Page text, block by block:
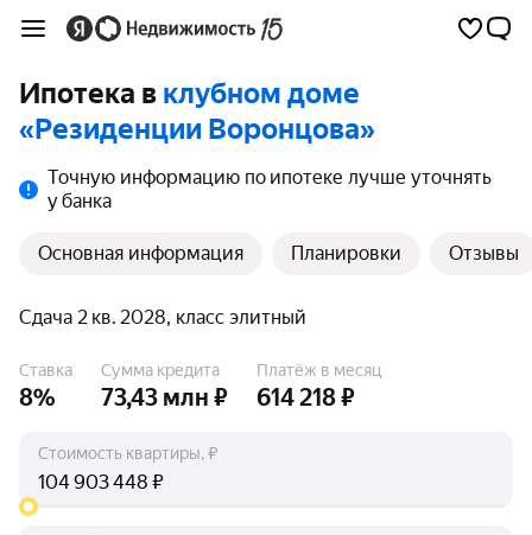
Ипотека в клубном доме
«Резиденции Воронцова»
Точную информацию по ипотеке лучше уточнять
у банка
Основная информация Планировки Отзывы
Сдача 2 кв. 2028, класс элитный
Ставка
8%
Сумма кредита
73,43 млн ₽
Платёж в месяц
614 218 ₽
Стоимость квартиры, ₽
₽